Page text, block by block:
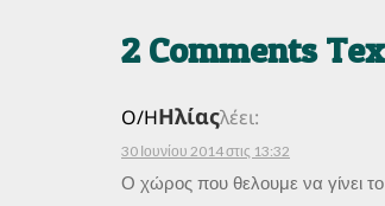
2 Comments
Ο/ΗΗλίαςλέει:
30 Ιουνίου 2014 στις 13:32
Ο χώρος που θελουμε να γίνει το